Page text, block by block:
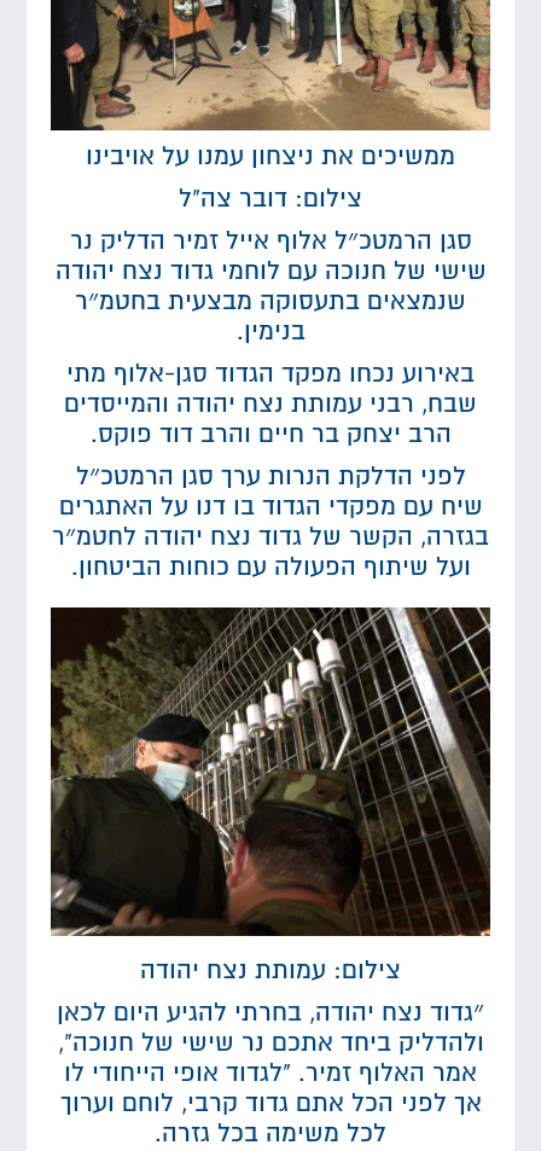
ממשיכים את ניצחון עמנו על אויבינו
צילום: דובר צה"ל
סגן הרמטכ״ל אלוף אייל זמיר הדליק נר
שישי של חנוכה עם לוחמי גדוד נצח יהודה
שנמצאים בתעסוקה מבצעית בחטמ״ר
בנימין.
באירוע נכחו מפקד הגדוד סגן-אלוף מתי
שבח, רבני עמותת נצח יהודה והמייסדים
הרב יצחק בר חיים והרב דוד פוקס.
לפני הדלקת הנרות ערך סגן הרמטכ״ל
שיח עם מפקדי הגדוד בו דנו על האתגרים
בגזרה, הקשר של גדוד נצח יהודה לחטמ״ר
ועל שיתוף הפעולה עם כוחות הביטחון.
צילום: עמותת נצח יהודה
״גדוד נצח יהודה, בחרתי להגיע היום לכאן
ולהדליק ביחד אתכם נר שישי של חנוכה",
אמר האלוף זמיר. "לגדוד אופי הייחודי לו
אך לפני הכל אתם גדוד קרבי, לוחם וערוך
לכל משימה בכל גזרה.